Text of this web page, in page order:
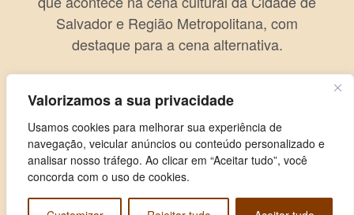
Valorizamos a sua privacidade
Usamos cookies para melhorar sua experiência de
navegação, veicular anúncios ou conteúdo personalizado e
analisar nosso tráfego. Ao clicar em “Aceitar tudo”, você
concorda com o uso de cookies.
Salvador e Região Metropolitana, com
destaque para a cena alternativa.